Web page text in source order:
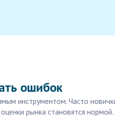
ошибок
инструментом. Часто
рынка становятся